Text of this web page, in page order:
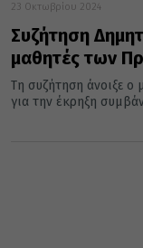
23 Οκτωβρίου 2024
Συζήτηση
μαθητές των
Τη συζήτηση άνοιξε ο
για την έκρηξη